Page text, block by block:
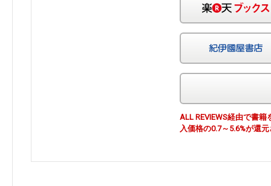
ALL REVIEWS経由で書
入価格の0.7～5.6%が還